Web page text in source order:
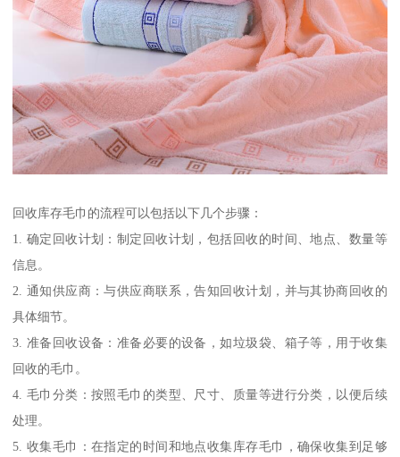
回收库存毛巾的流程可以包括以下几个步骤：
1. 确定回收计划：制定回收计划，包括回收的时间、地点、数量等
信息。
2. 通知供应商：与供应商联系，告知回收计划，并与其协商回收的
具体细节。
3. 准备回收设备：准备必要的设备，如垃圾袋、箱子等，用于收集
回收的毛巾。
4. 毛巾分类：按照毛巾的类型、尺寸、质量等进行分类，以便后续
处理。
5. 收集毛巾：在指定的时间和地点收集库存毛巾，确保收集到足够